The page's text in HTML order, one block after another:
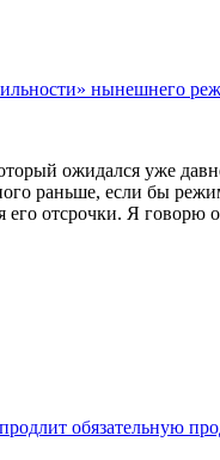
нынешнего
ожидался уже
раньше, если бы
отсрочки. Я говорю
обязательную